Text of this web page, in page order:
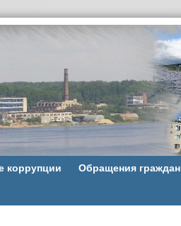
коррупции Обращения граждан